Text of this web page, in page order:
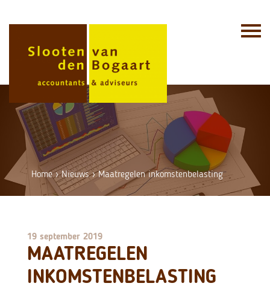
Home›Nieuws›Maatregelen inkomstenbelasting
19 september 2019
MAATREGELEN
INKOMSTENBELASTING